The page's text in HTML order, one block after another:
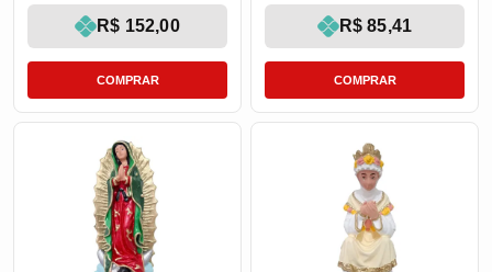
R$ 152,00
COMPRAR
R$ 85,41
COMPRAR